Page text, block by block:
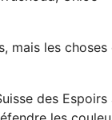
mais les choses
des Espoirs